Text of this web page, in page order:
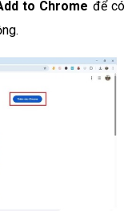
to Chrome để có